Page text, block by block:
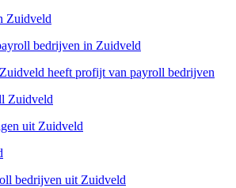
Zuidveld
bedrijven in Zuidveld
heeft profijt van payroll bedrijven
Zuidveld
uit Zuidveld
bedrijven uit Zuidveld